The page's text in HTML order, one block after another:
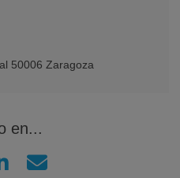
50006 Zaragoza
en...